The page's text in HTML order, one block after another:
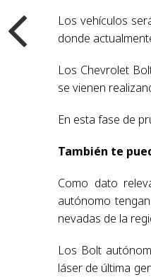
Los vehículos
donde
Los Chevrolet
se vienen
En esta fase de
También te
Como dato
autónomo
nevadas de la
Los Bolt
láser de última